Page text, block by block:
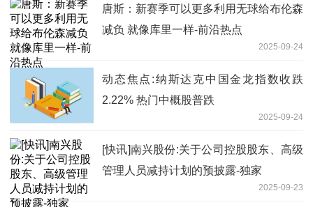
唐斯：新赛季可以更多利用无球给布伦森
减负 就像库里一样-前沿热点
2025-09-24
动态焦点:纳斯达克中国金龙指数收跌
2.22% 热门中概股普跌
2025-09-24
[快讯]南兴股份:关于公司控股股东、高级
管理人员减持计划的预披露-独家
2025-09-23